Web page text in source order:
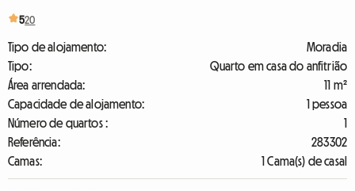
520
Tipo de alojamento:
Moradia
Tipo:
Quarto em casa do anfitrião
Área arrendada:
11 m²
Capacidade de alojamento:
1 pessoa
Número de quartos :
1
Referência:
283302
Camas:
1 Cama(s) de casal